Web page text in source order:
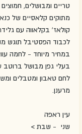
טריים ומבושלים,
מתוקים קלאסיים של
קולאז' בקלאווה עם
לכבוד הפסטיבל תוגש
במחיר מיוחד - לחמה
בעלי גפן מבושל ברוטב
לחם טאבון ומטבלים
מרענן.
עין ראפה
שני  - שבת >